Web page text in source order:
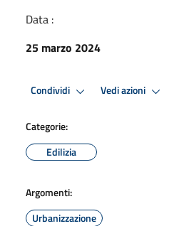
Data :
25 marzo 2024
Condividi Vedi azioni
Categorie:
Edilizia
Argomenti:
Urbanizzazione